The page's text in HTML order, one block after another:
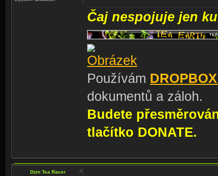
Čaj nespojuje jen
Používám
dokumentů a záloh.
Budete
tlačítko DONATE.
Dzin Tea Racer